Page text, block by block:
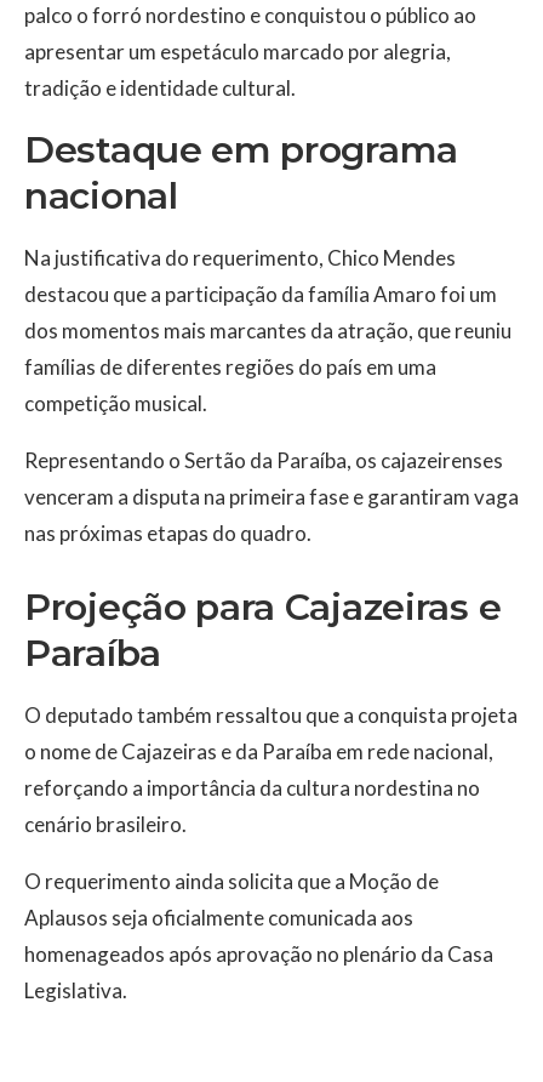
palco o forró nordestino e conquistou o público ao
apresentar um espetáculo marcado por alegria,
tradição e identidade cultural.
Destaque em programa
nacional
Na justificativa do requerimento, Chico Mendes
destacou que a participação da família Amaro foi um
dos momentos mais marcantes da atração, que reuniu
famílias de diferentes regiões do país em uma
competição musical.
Representando o Sertão da Paraíba, os cajazeirenses
venceram a disputa na primeira fase e garantiram vaga
nas próximas etapas do quadro.
Projeção para Cajazeiras e
Paraíba
O deputado também ressaltou que a conquista projeta
o nome de Cajazeiras e da Paraíba em rede nacional,
reforçando a importância da cultura nordestina no
cenário brasileiro.
O requerimento ainda solicita que a Moção de
Aplausos seja oficialmente comunicada aos
homenageados após aprovação no plenário da Casa
Legislativa.